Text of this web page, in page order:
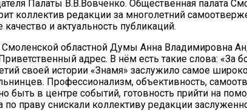
Палаты В.В.Вовченко. Общественная палата
коллектив редакции за многолетний
и актуальность публикаций.
Смоленской областной Думы Анна Владимировна
адрес. В нём есть такие слова: «За
своей истории «Знамя» заслужило самое
Профессионализм, объективность,
быть в центре событий, готовность прийти на
по праву снискали коллективу редакции